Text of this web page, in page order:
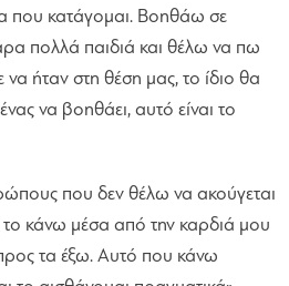
που κατάγομαι. Βοηθάω σε
πολλά παιδιά και θέλω να πω
να ήταν στη θέση μας, το ίδιο θα
να βοηθάει, αυτό είναι το
που δεν θέλω να ακούγεται
το κάνω μέσα από την καρδιά μου
τα έξω. Αυτό που κάνω